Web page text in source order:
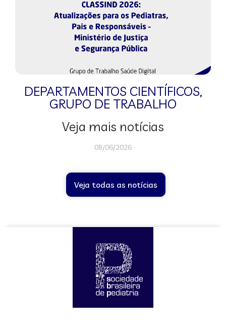
DEPARTAMENTOS CIENTÍFICOS,
GRUPO DE TRABALHO
Veja mais notícias
08/06/2026
Veja todas as notícias